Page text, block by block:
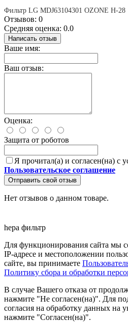
Фильтр LG MDJ63104301 OZONE H-28
Отзывов: 0
Средняя оценка: 0.0
Написать отзыв
Ваше имя:
Ваш отзыв:
Оценка:
Защита от роботов
Я прочитал(а) и согласен(на) с
Пользовательское соглашение
Отправить свой отзыв
Нет отзывов о данном товаре.
hepa фильтр
Для функционирования сайта мы
IP-адресе и местоположении
сайте, вы принимаете
Политику сбора и обработки
В случае Вашего отказа от
нажмите "Не согласен(на)". Для
согласия на обработку данных на
нажмите "Согласен(на)".